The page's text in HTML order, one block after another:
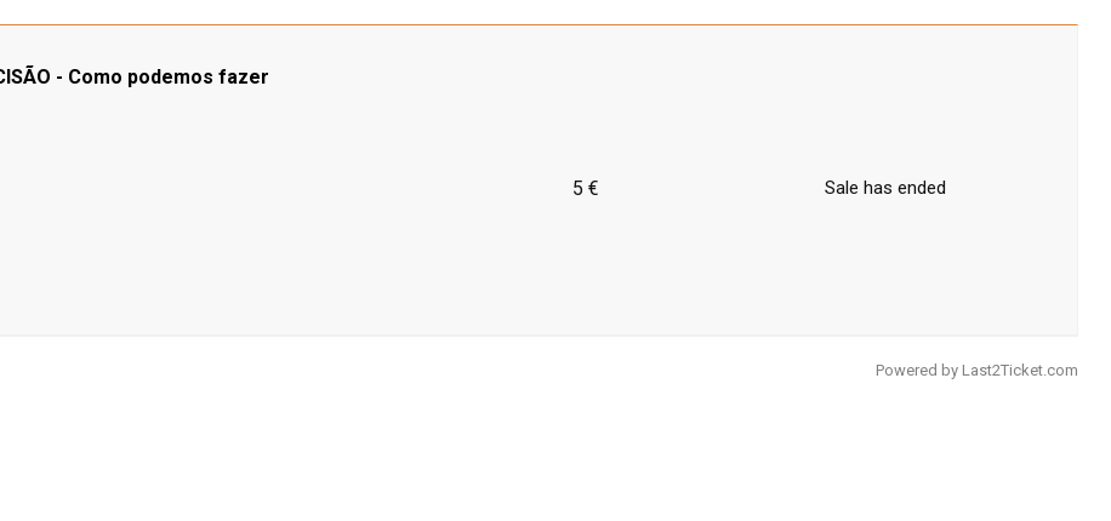
- Como podemos fazer
5 € Sale has ended
Powered by Last2Ticket.com